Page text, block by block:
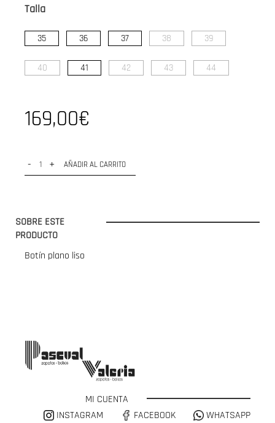
Talla
35 36 37 38 39
40 41 42 43 44
169,00€
- + AÑADIR AL CARRITO
SOBRE ESTE
PRODUCTO
Botín plano liso
MI CUENTA
INSTAGRAM
FACEBOOK WHATSAPP